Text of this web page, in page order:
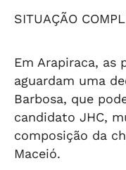
SITUAÇÃO
Em Arapiraca, as
aguardam uma
Barbosa, que
candidato JHC,
composição da
Maceió.